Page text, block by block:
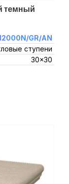
темный
GR/AN
ступени
30x30